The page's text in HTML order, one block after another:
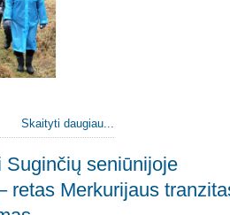
Skaityti daugiau...
Suginčių seniūnijoje
retas Merkurijaus